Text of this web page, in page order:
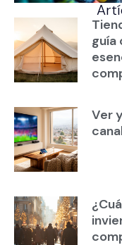
guía
Ver